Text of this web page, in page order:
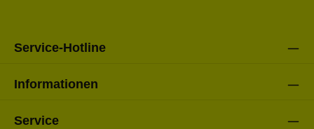
Service-Hotline
Informationen
Service